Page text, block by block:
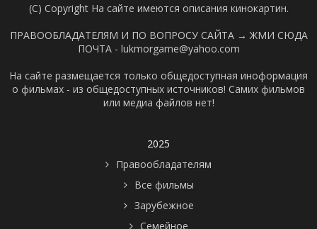
(C) Copyright На сайте имеются описания кинокартин.
ПРАВООБЛАДАТЕЛЯМ И ПО ВОПРОСУ САЙТА → ЖМИ СЮДА
ПОЧТА - lukmorgame@yahoo.com
На сайте размещается только общедоступная иноформация
о фильмах - из общедоступных источников! Самих фильмов
или медиа файлов нет!
2025
Правообладателям
Все фильмы
Зарубежное
Семейное